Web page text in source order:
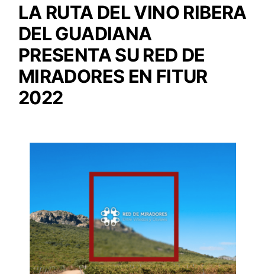
LA RUTA DEL VINO RIBERA
DEL GUADIANA
PRESENTA SU RED DE
MIRADORES EN FITUR
2022